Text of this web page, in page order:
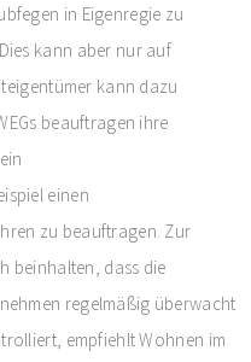
in Eigenregie zu
kann aber nur auf
kann dazu
beauftragen ihre
einen
zu beauftragen. Zur
beinhalten, dass die
regelmäßig überwacht
empfiehlt Wohnen im